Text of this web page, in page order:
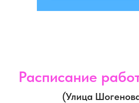
Расписание
(Улица